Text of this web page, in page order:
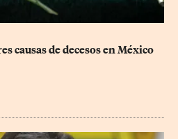
causas de decesos en México